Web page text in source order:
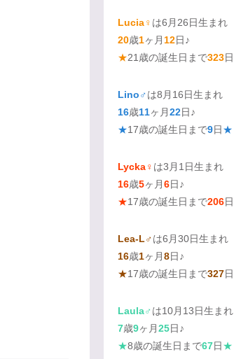
Lucia♀ は6月26日生まれ
20歳1ヶ月 12日♪
★21歳の誕生日まで323日
Lino♂ は8月16日生まれ
16歳11ヶ月22日♪
★17歳の誕生日まで9日★
Lycka♀ は3月1日生まれ
16歳5ヶ月6日♪
★17歳の誕生日まで206日
Lea-L♂は6月30日生まれ
16歳1ヶ月8日♪
★17歳の誕生日まで327日
Laula♂ は10月13日生まれ
7歳9ヶ月25日♪
★8歳の誕生日まで67日★